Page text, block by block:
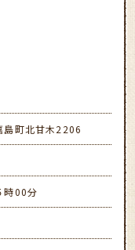
島町北甘木2206
時00分